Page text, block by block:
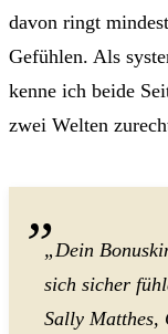
davon ringt
Gefühlen. Als
kenne ich beide
zwei Welten
„Dein
sich sicher
Sally Matthes,